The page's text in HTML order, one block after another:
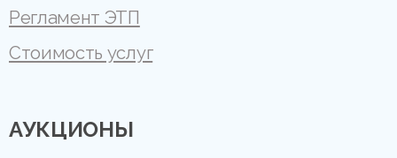
Регламент ЭТП
Стоимость услуг
АУКЦИОНЫ